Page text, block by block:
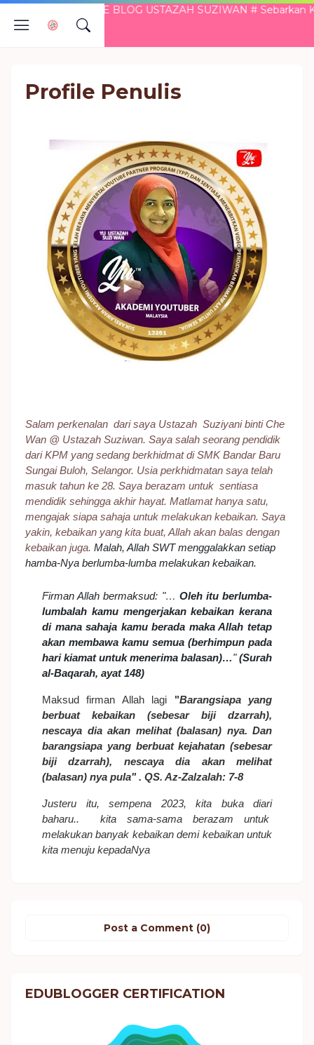
DATANG KE BLOG USTAZAH SUZIWAN # Sebarkan
Profile Penulis
Salam perkenalan dari saya Ustazah Suziyani binti Che
Wan @ Ustazah Suziwan. Saya salah seorang pendidik
dari KPM yang sedang berkhidmat di SMK Bandar Baru
Sungai Buloh, Selangor. Usia perkhidmatan saya telah
masuk tahun ke 28. Saya berazam untuk sentiasa
mendidik sehingga akhir hayat. Matlamat hanya satu,
mengajak siapa sahaja untuk melakukan kebaikan. Saya
yakin, kebaikan yang kita buat, Allah akan balas dengan
kebaikan juga. Malah, Allah SWT menggalakkan setiap
hamba-Nya berlumba-lumba melakukan kebaikan.
Firman Allah bermaksud: "… Oleh itu berlumba-
lumbalah kamu mengerjakan kebaikan kerana
di mana sahaja kamu berada maka Allah tetap
akan membawa kamu semua (berhimpun pada
hari kiamat untuk menerima balasan)…"(Surah
al-Baqarah, ayat 148)
Maksud firman Allah lagi "Barangsiapa yang
berbuat kebaikan (sebesar biji dzarrah),
nescaya dia akan melihat (balasan) nya. Dan
barangsiapa yang berbuat kejahatan (sebesar
biji dzarrah), nescaya dia akan melihat
(balasan) nya pula" . QS. Az-Zalzalah: 7-8
Justeru itu, sempena 2023, kita buka diari
baharu.. kita sama-sama berazam untuk
melakukan banyak kebaikan demi kebaikan untuk
kita menuju kepadaNya
Post a Comment (0)
EDUBLOGGER CERTIFICATION